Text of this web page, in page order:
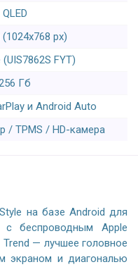
px)
FYT)
Гб
и Android Auto
/ TPMS / HD-камера
на базе Android для
с беспроводным Apple
Trend — лучшее головное
экраном и диагональю